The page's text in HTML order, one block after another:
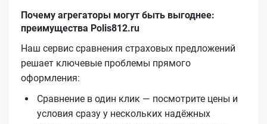
Почему агрегаторы могут быть выгоднее:
преимущества Polis812.ru
Наш сервис сравнения страховых предложений
решает ключевые проблемы прямого
оформления:
Сравнение в один клик — посмотрите цены и
условия сразу у нескольких надёжных